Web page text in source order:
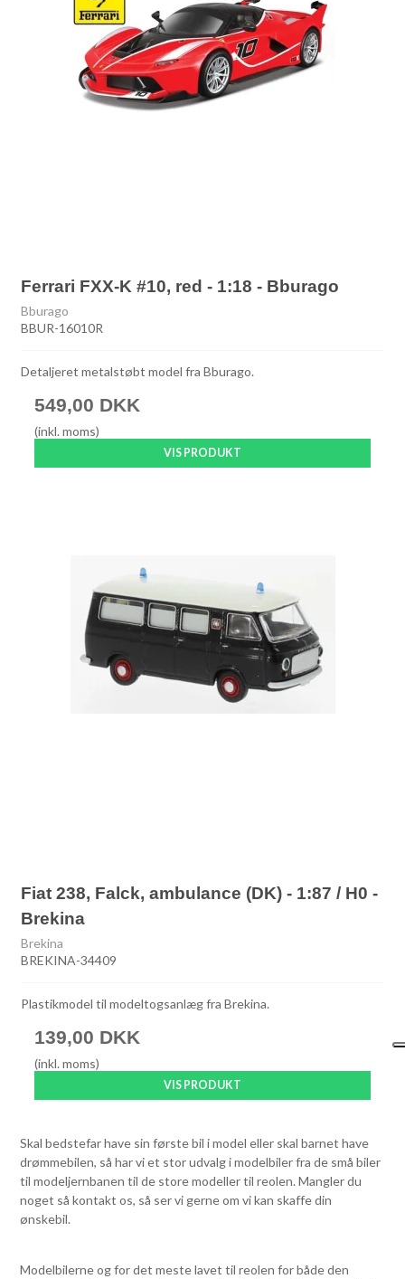
Ferrari FXX-K #10, red - 1:18 - Bburago
Bburago
BBUR-16010R
Detaljeret metalstøbt model fra Bburago.
549,00 DKK
(inkl. moms)
VIS PRODUKT
Fiat 238, Falck, ambulance (DK) - 1:87 / H0 -
Brekina
Brekina
BREKINA-34409
Plastikmodel til modeltogsanlæg fra Brekina.
139,00 DKK
(inkl. moms)
VIS PRODUKT
Skal bedstefar have sin første bil i model eller skal barnet have
drømmebilen, så har vi et stor udvalg i modelbiler fra de små biler
til modeljernbanen til de store modeller til reolen. Mangler du
noget så kontakt os, så ser vi gerne om vi kan skaffe din
ønskebil.
Modelbilerne og for det meste lavet til reolen for både den